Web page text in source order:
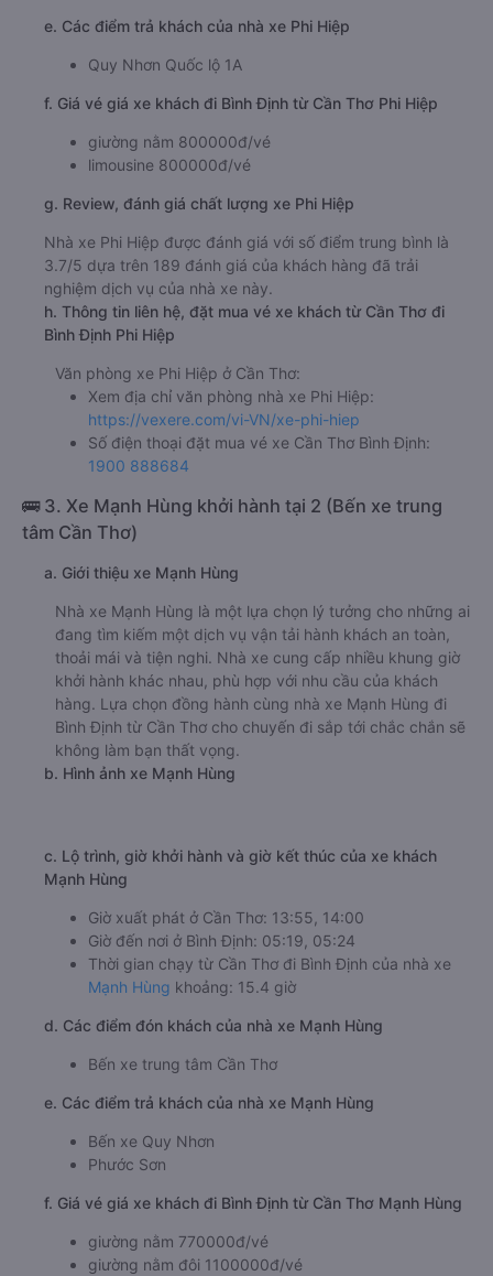
e. Các điểm trả khách của nhà xe Phi Hiệp
Quy Nhơn Quốc lộ 1A
f. Giá vé giá xe khách đi Bình Định từ Cần Thơ Phi Hiệp
giường nằm 800000đ/vé
limousine 800000đ/vé
g. Review, đánh giá chất lượng xe Phi Hiệp
Nhà xe Phi Hiệp được đánh giá với số điểm trung bình là
3.7/5 dựa trên 189 đánh giá của khách hàng đã trải
nghiệm dịch vụ của nhà xe này.
h. Thông tin liên hệ, đặt mua vé xe khách từ Cần Thơ đi
Bình Định Phi Hiệp
Văn phòng xe Phi Hiệp ở Cần Thơ:
Xem địa chỉ văn phòng nhà xe Phi Hiệp:
https://vexere.com/vi-VN/xe-phi-hiep
Số điện thoại đặt mua vé xe Cần Thơ Bình Định:
1900 888684
🚌 3. Xe Mạnh Hùng khởi hành tại 2 (Bến xe trung
tâm Cần Thơ)
a. Giới thiệu xe Mạnh Hùng
Nhà xe Mạnh Hùng là một lựa chọn lý tưởng cho những ai
đang tìm kiếm một dịch vụ vận tải hành khách an toàn,
thoải mái và tiện nghi. Nhà xe cung cấp nhiều khung giờ
khởi hành khác nhau, phù hợp với nhu cầu của khách
hàng. Lựa chọn đồng hành cùng nhà xe Mạnh Hùng đi
Bình Định từ Cần Thơ cho chuyến đi sắp tới chắc chắn sẽ
không làm bạn thất vọng.
b. Hình ảnh xe Mạnh Hùng
c. Lộ trình, giờ khởi hành và giờ kết thúc của xe khách
Mạnh Hùng
Giờ xuất phát ở Cần Thơ: 13:55, 14:00
Giờ đến nơi ở Bình Định: 05:19, 05:24
Thời gian chạy từ Cần Thơ đi Bình Định của nhà xe
Mạnh Hùng khoảng: 15.4 giờ
d. Các điểm đón khách của nhà xe Mạnh Hùng
Bến xe trung tâm Cần Thơ
e. Các điểm trả khách của nhà xe Mạnh Hùng
Bến xe Quy Nhơn
Phước Sơn
f. Giá vé giá xe khách đi Bình Định từ Cần Thơ Mạnh Hùng
giường nằm 770000đ/vé
giường nằm đôi 1100000đ/vé